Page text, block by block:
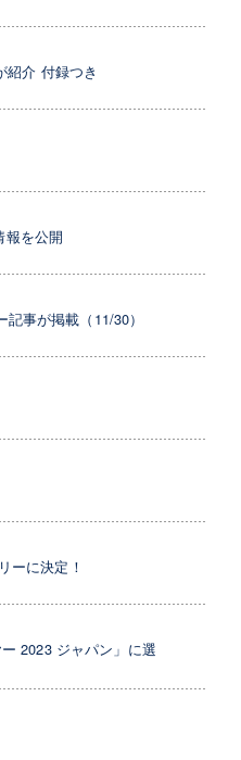
紹介 付録つき
報を公開
事が掲載（11/30）
ーに決定！
2023 ジャパン」に選